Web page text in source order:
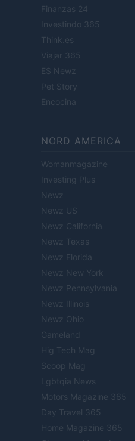
Finanzas 24
Investindo 365
Think.es
Viajar 365
ES Newz
Pet Story
Encocina
NORD AMERICA
Womanmagazine
Investing Plus
Newz
Newz US
Newz California
Newz Texas
Newz Florida
Newz New York
Newz Pennsylvania
Newz Illinois
Newz Ohio
Gameland
Hig Tech Mag
Scoop Mag
Lgbtqia News
Motors Magazine 365
Day Travel 365
Home Magazine 365